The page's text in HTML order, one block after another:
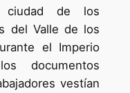
ciudad de los
del Valle de los
el Imperio
documentos
vestían